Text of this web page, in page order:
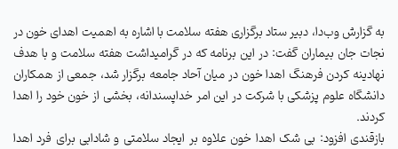
به گزارش وب‌دا، دبیر ستاد برگزاری هفته سلامت با اشاره به اهمیت اهدای خون در
نجات جان بیماران گفت: در این برنامه که در گرامیداشت هفته سلامت و با هدف
نهادینه کردن فرهنگ اهدا خون در میان آحاد جامعه برگزار شد، جمعی از همکاران
دانشگاه علوم پزشکی با شرکت در این امر خداپسندانه، بخشی از خون خود را اهدا
کردند.
بازقندی افزود: بی شک اهدا خون علاوه بر ایجاد سلامتی و شادابی برای فرد اهدا